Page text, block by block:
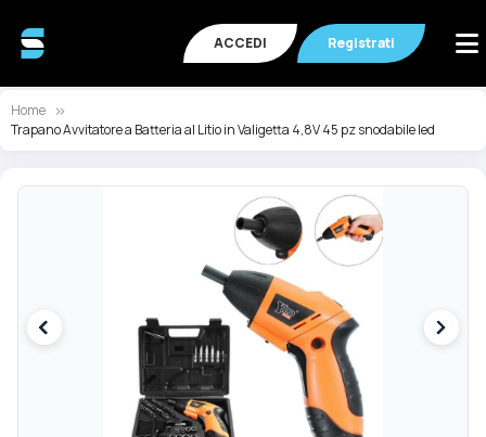
ACCEDI Registrati
Home
Trapano Avvitatore a Batteria al Litio in Valigetta 4,8V 45 pz snodabile led
Vai
immagini
Vai